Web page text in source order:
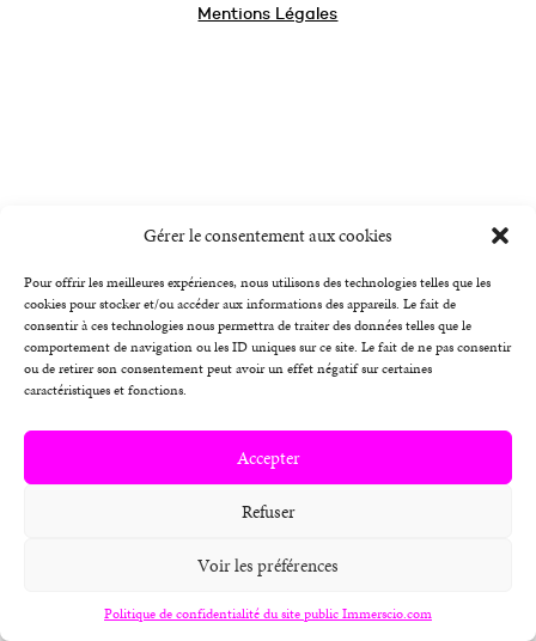
Gérer le consentement aux cookies
Pour offrir les meilleures expériences, nous utilisons des technologies telles que les
cookies pour stocker et/ou accéder aux informations des appareils. Le fait de
consentir à ces technologies nous permettra de traiter des données telles que le
comportement de navigation ou les ID uniques sur ce site. Le fait de ne pas consentir
ou de retirer son consentement peut avoir un effet négatif sur certaines
caractéristiques et fonctions.
Accepter
Refuser
Voir les préférences
Politique de confidentialité du site public Immerscio.com
Mentions Légales